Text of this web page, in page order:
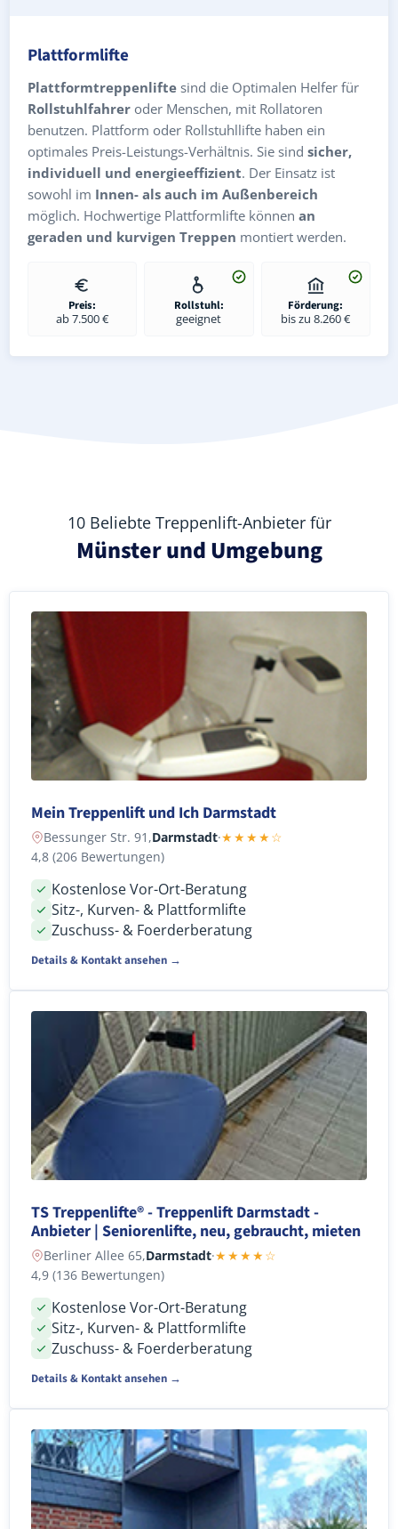
Plattformlifte
Plattformtreppenlifte sind die Optimalen Helfer für
Rollstuhlfahrer oder Menschen, mit Rollatoren
benutzen. Plattform oder Rollstuhllifte haben ein
optimales Preis-Leistungs-Verhältnis. Sie sind sicher,
individuell und energieeffizient. Der Einsatz ist
sowohl im Innen- als auch im Außenbereich
möglich. Hochwertige Plattformlifte können an
geraden und kurvigen Treppen montiert werden.
Preis:
ab 7.500 €
Rollstuhl:
geeignet
Förderung:
bis zu 8.260 €
10 Beliebte Treppenlift-Anbieter für
Münster und Umgebung
Mein Treppenlift und Ich Darmstadt
Bessunger Str. 91,Darmstadt·★★★★☆
4,8 (206 Bewertungen)
Kostenlose Vor-Ort-Beratung
Sitz-, Kurven- & Plattformlifte
Zuschuss- & Foerderberatung
Details & Kontakt ansehen →
TS Treppenlifte® - Treppenlift Darmstadt -
Anbieter | Seniorenlifte, neu, gebraucht, mieten
Berliner Allee 65,Darmstadt·★★★★☆
4,9 (136 Bewertungen)
Kostenlose Vor-Ort-Beratung
Sitz-, Kurven- & Plattformlifte
Zuschuss- & Foerderberatung
Details & Kontakt ansehen →